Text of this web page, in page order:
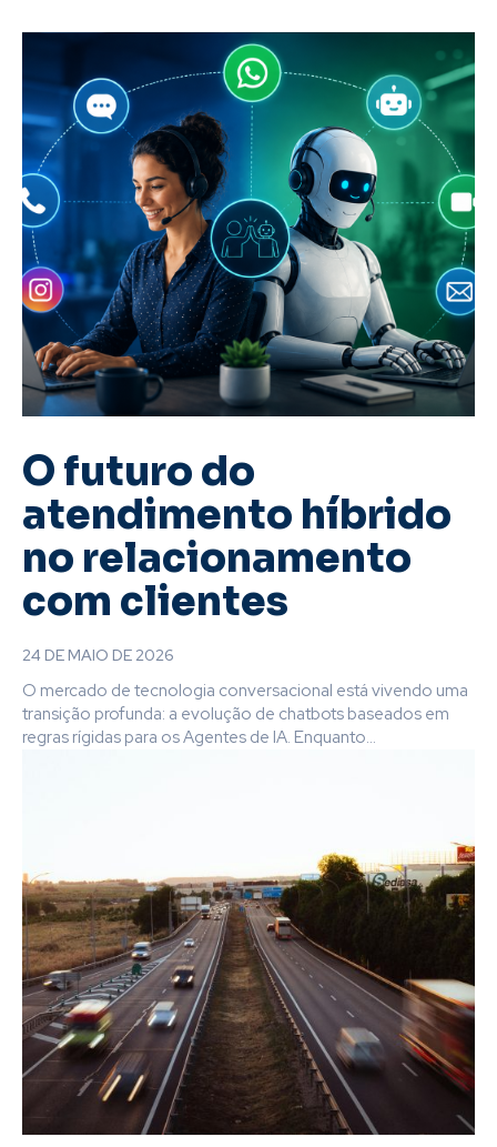
O futuro do
atendimento híbrido
no relacionamento
com clientes
24 DE MAIO DE 2026
O mercado de tecnologia conversacional está vivendo uma
transição profunda: a evolução de chatbots baseados em
regras rígidas para os Agentes de IA. Enquanto...